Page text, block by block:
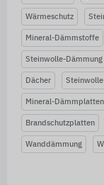
Wärmeschutz
Mineral-Dämmstoffe
Steinwolle-Dämmung
Dächer
Mineral-Dämmplatten
Brandschutzplatten
Wanddämmung